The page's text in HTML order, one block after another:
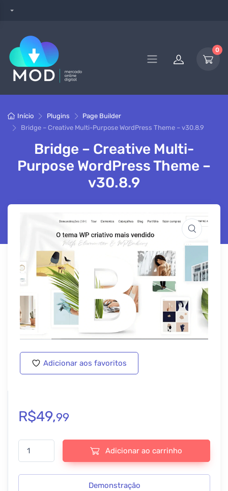
0
Início Plugins
Page Builder
Bridge – Creative Multi-Purpose WordPress Theme – v30.8.9
Bridge – Creative Multi-
Purpose WordPress Theme –
v30.8.9
Adicionar aos favoritos
R$49,99
Bridge – Creative Multi-Purpose WordPress Theme - v30.8.9
Adicionar ao carrinho
Demonstração